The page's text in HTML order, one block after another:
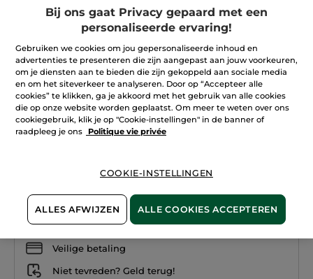
4.0 ★★★★★
★★★★★
van
sterren.
Lees
reviews.
Elixir
Satijn
01.
Rosé
romantique
(309)REVIEW TOEVOEGEN
23,90 €
22. Raisin généreux
+22
Aantal
IN WINKELMANDJE
Bezorging vanaf11/08
Veilige betaling
Niet tevreden? Geld terug!
Bij ons gaat Privacy gepaard met een
personaliseerde ervaring!
Gebruiken we cookies om jou gepersonaliseerde inhoud en
advertenties te presenteren die zijn aangepast aan jouw voorkeuren,
om je diensten aan te bieden die zijn gekoppeld aan sociale media
en om het siteverkeer te analyseren. Door op “Accepteer alle
cookies” te klikken, ga je akkoord met het gebruik van alle cookies
die op onze website worden geplaatst. Om meer te weten over ons
cookiegebruik, klik je op "Cookie-instellingen" in de banner of
raadpleeg je ons
Politique vie privée
COOKIE-INSTELLINGEN
ALLES AFWIJZEN ALLE COOKIES ACCEPTEREN